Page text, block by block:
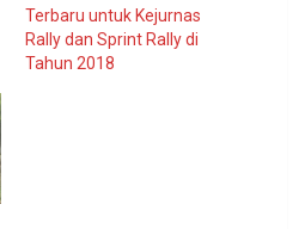
Terbaru untuk Kejurnas
Rally dan Sprint Rally di
Tahun 2018